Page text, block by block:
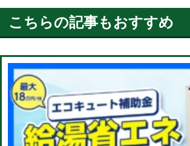
こちらの記事もおすすめ